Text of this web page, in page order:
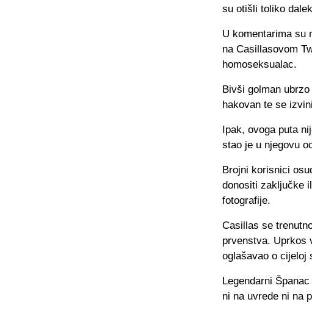
su otišli toliko
U komentarima su
na Casillasovom
homoseksualac.
Bivši golman
hakovan te se
Ipak, ovoga puta
stao je u njegovu
Brojni korisnici
donositi zaključke
fotografije.
Casillas se
prvenstva. Uprkos
oglašavao o cijeloj
Legendarni
ni na uvrede ni na